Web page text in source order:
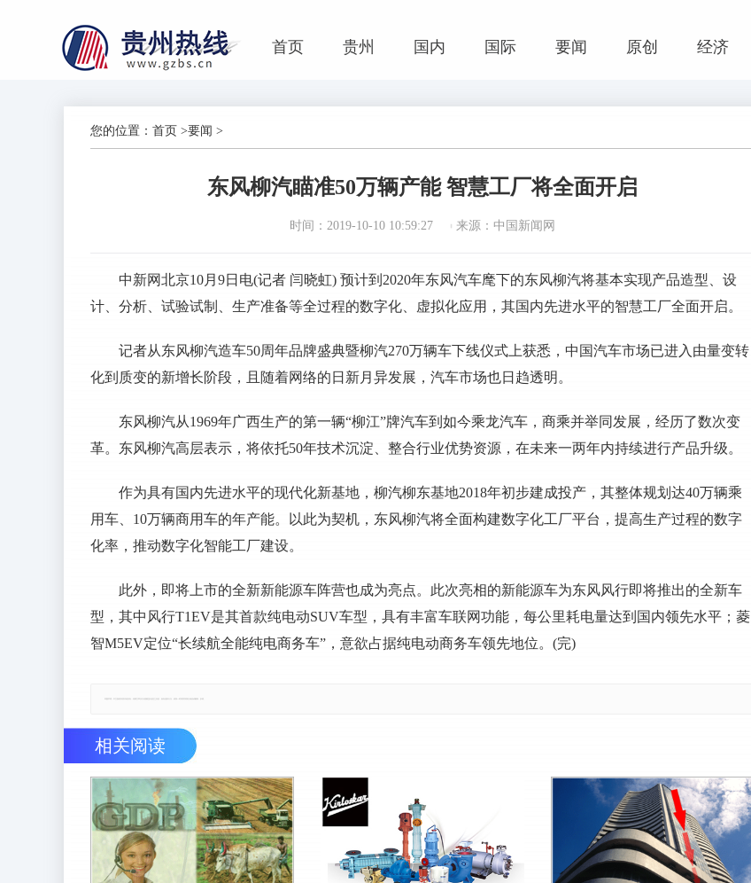
首页 贵州 国内 国际 要闻 原创 经济
您的位置： 首页 >要闻 >
东风柳汽瞄准50万辆产能 智慧工厂将全面开启
时间：2019-10-10 10:59:27 来源：中国新闻网
中新网北京10月9日电(记者 闫晓虹) 预计到2020年东风汽车麾下的东风柳汽将基本实现产品造型、设
计、分析、试验试制、生产准备等全过程的数字化、虚拟化应用，其国内先进水平的智慧工厂全面开启。
记者从东风柳汽造车50周年品牌盛典暨柳汽270万辆车下线仪式上获悉，中国汽车市场已进入由量变转
化到质变的新增长阶段，且随着网络的日新月异发展，汽车市场也日趋透明。
东风柳汽从1969年广西生产的第一辆“柳江”牌汽车到如今乘龙汽车，商乘并举同发展，经历了数次变
革。东风柳汽高层表示，将依托50年技术沉淀、整合行业优势资源，在未来一两年内持续进行产品升级。
作为具有国内先进水平的现代化新基地，柳汽柳东基地2018年初步建成投产，其整体规划达40万辆乘
用车、10万辆商用车的年产能。以此为契机，东风柳汽将全面构建数字化工厂平台，提高生产过程的数字
化率，推动数字化智能工厂建设。
此外，即将上市的全新新能源车阵营也成为亮点。此次亮相的新能源车为东风风行即将推出的全新车
型，其中风行T1EV是其首款纯电动SUV车型，具有丰富车联网功能，每公里耗电量达到国内领先水平；菱
智M5EV定位“长续航全能纯电商务车”，意欲占据纯电动商务车领先地位。(完)
相关阅读